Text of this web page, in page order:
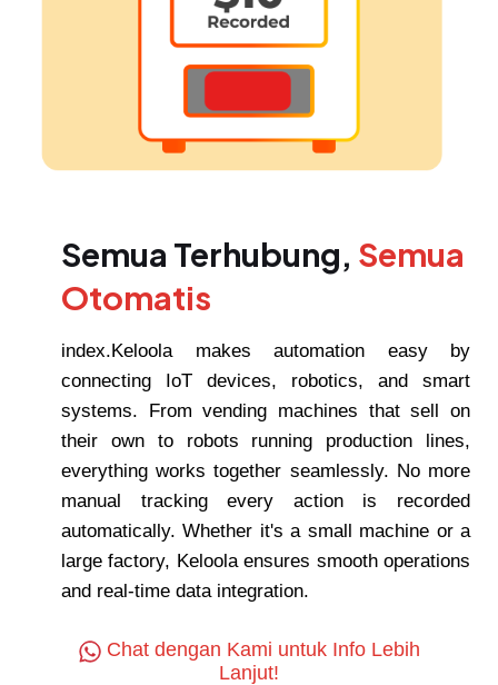
Semua Terhubung, Semua
Otomatis
index.Keloola makes automation easy by
connecting IoT devices, robotics, and smart
systems. From vending machines that sell on
their own to robots running production lines,
everything works together seamlessly. No more
manual tracking every action is recorded
automatically. Whether it's a small machine or a
large factory, Keloola ensures smooth operations
and real-time data integration.
Chat dengan Kami untuk Info Lebih
Lanjut!